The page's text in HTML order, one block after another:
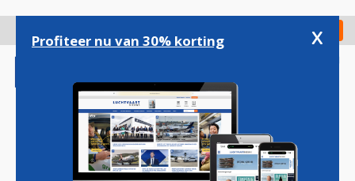
gaan
Check in
Profiteer nu van 30% korting x